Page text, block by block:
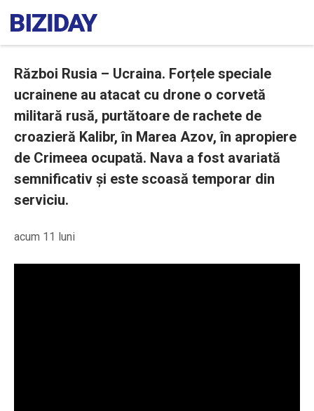
Război Rusia – Ucraina. Forțele speciale
ucrainene au atacat cu drone o corvetă
militară rusă, purtătoare de rachete de
croazieră Kalibr, în Marea Azov, în apropiere
de Crimeea ocupată. Nava a fost avariată
semnificativ și este scoasă temporar din
serviciu.
acum 11 luni